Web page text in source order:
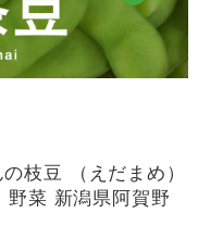
枝豆 （えだまめ）
野菜 新潟県阿賀野